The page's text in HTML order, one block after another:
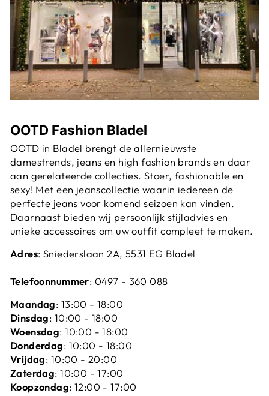
OOTD Fashion Bladel
OOTD in Bladel brengt de allernieuwste
damestrends, jeans en high fashion brands en daar
aan gerelateerde collecties. Stoer, fashionable en
sexy! Met een jeanscollectie waarin iedereen de
perfecte jeans voor komend seizoen kan vinden.
Daarnaast bieden wij persoonlijk stijladvies en
unieke accessoires om uw outfit compleet te maken.
Adres: Sniederslaan 2A, 5531 EG Bladel
Telefoonnummer: 0497 - 360 088
Maandag: 13:00 - 18:00
Dinsdag: 10:00 - 18:00
Woensdag: 10:00 - 18:00
Donderdag: 10:00 - 18:00
Vrijdag: 10:00 - 20:00
Zaterdag: 10:00 - 17:00
Koopzondag: 12:00 - 17:00